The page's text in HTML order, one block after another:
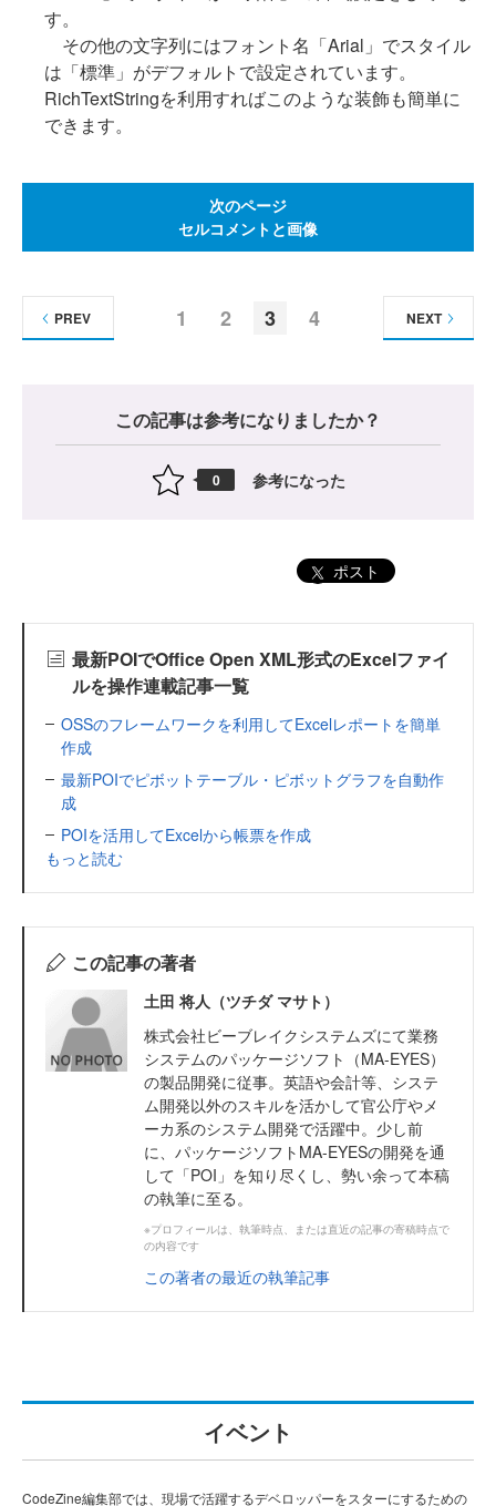
す。
その他の文字列にはフォント名「Arial」でスタイル
は「標準」がデフォルトで設定されています。
RichTextStringを利用すればこのような装飾も簡単に
できます。
次のページ
セルコメントと画像
1 2 3 4
PREV NEXT
この記事は参考になりましたか？
0 参考になった
ポスト
最新POIでOffice Open XML形式のExcelファイ
ルを操作連載記事一覧
OSSのフレームワークを利用してExcelレポートを簡単
作成
最新POIでピボットテーブル・ピボットグラフを自動作
成
POIを活用してExcelから帳票を作成
もっと読む
この記事の著者
土田 将人（ツチダ マサト）
株式会社ビーブレイクシステムズにて業務
システムのパッケージソフト（MA-EYES）
の製品開発に従事。英語や会計等、システ
ム開発以外のスキルを活かして官公庁やメ
ーカ系のシステム開発で活躍中。少し前
に、パッケージソフトMA-EYESの開発を通
して「POI」を知り尽くし、勢い余って本稿
の執筆に至る。
※プロフィールは、執筆時点、または直近の記事の寄稿時点で
の内容です
この著者の最近の執筆記事
イベント
CodeZine編集部では、現場で活躍するデベロッパーをスターにするための